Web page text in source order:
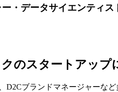
・データサイエンティ
スタートアップ
ブランドマネージャーな